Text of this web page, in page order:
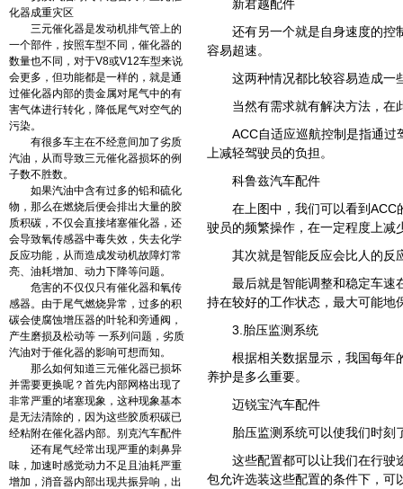
化器成重灾区
三元催化器是发动机排气管上的
一个部件，按照车型不同，催化器的
数量也不同，对于V8或V12车型来说
会更多，但功能都是一样的，就是通
过催化器内部的贵金属对尾气中的有
害气体进行转化，降低尾气对空气的
污染。
有很多车主在不经意间加了劣质
汽油，从而导致三元催化器损坏的例
子数不胜数。
如果汽油中含有过多的铅和硫化
物，那么在燃烧后便会排出大量的胶
质积碳，不仅会直接堵塞催化器，还
会导致氧传感器中毒失效，失去化学
反应功能，从而造成发动机故障灯常
亮、油耗增加、动力下降等问题。
危害的不仅仅只有催化器和氧传
感器。由于尾气燃烧异常，过多的积
碳会使腐蚀增压器的叶轮和旁通阀，
产生磨损及松动等 一系列问题，劣质
汽油对于催化器的影响可想而知。
那么如何知道三元催化器已损坏
并需要更换呢？首先内部网格出现了
非常严重的堵塞现象，这种现象基本
是无法清除的，因为这些胶质积碳已
经粘附在催化器内部。别克汽车配件
还有尾气经常出现严重的刺鼻异
味，加速时感觉动力不足且油耗严重
增加，消音器内部出现共振异响，出
新君越配件
还有另一个就是自身速度的控
容易超速。
这两种情况都比较容易造成一
当然有需求就有解决方法，在
ACC自适应巡航控制是指通
上减轻驾驶员的负担。
科鲁兹汽车配件
在上图中，我们可以看到
驶员的频繁操作，在一定程度上减
其次就是智能反应会比人的反
最后就是智能调整和稳定车速
持在较好的工作状态，最大可能地
3.胎压监测系统
根据相关数据显示，我国每年
养护是多么重要。
迈锐宝汽车配件
胎压监测系统可以使我们时刻
这些配置都可以让我们在行驶
包允许选装这些配置的条件下，可